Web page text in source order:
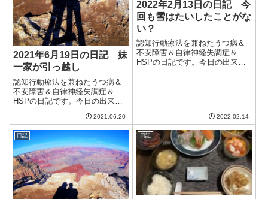
2021年6月19日の日記 妹
一家が引っ越し
認知行動療法を兼ねたうつ病＆
不安障害＆自律神経失調症＆
HSPの日記です。今日の出来事
悪く、雨がしっかりと降ってい
た。作物にとっては恵みの雨だ
ろう。明日は雨は上がるけど、
火曜日からはずっと雨マークに
なっている。いよ...
2021.06.20
2022年2月13日の日記 今
回も雪はたいしたことがな
い？
認知行動療法を兼ねたうつ病＆
不安障害＆自律神経失調症＆
HSPの日記です。今日の出来事
2022.02.14
日記 日記